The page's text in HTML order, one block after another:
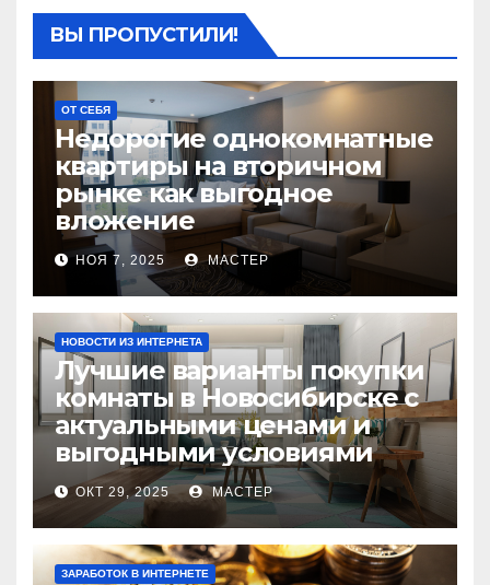
ВЫ ПРОПУСТИЛИ!
ОТ СЕБЯ
Недорогие однокомнатные
квартиры на вторичном
рынке как выгодное
вложение
НОЯ 7, 2025 МАСТЕР
НОВОСТИ ИЗ ИНТЕРНЕТА
Лучшие варианты покупки
комнаты в Новосибирске с
актуальными ценами и
выгодными условиями
ОКТ 29, 2025 МАСТЕР
ЗАРАБОТОК В ИНТЕРНЕТЕ